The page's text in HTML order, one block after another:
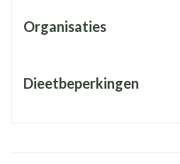
Organisaties
Dieetbeperkingen